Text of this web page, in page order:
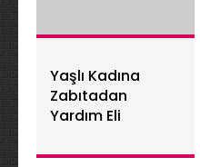
Yaşlı Kadına
Zabıtadan
Yardım Eli